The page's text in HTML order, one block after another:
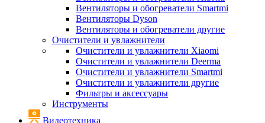
Вентиляторы и обогреватели Smartmi
Вентиляторы Dyson
Вентиляторы и обогреватели другие
Очистители и увлажнители
Очистители и увлажнители Xiaomi
Очистители и увлажнители Deerma
Очистители и увлажнители Smartmi
Очистители и увлажнители другие
Фильтры и аксессуары
Инструменты
Видеотехника